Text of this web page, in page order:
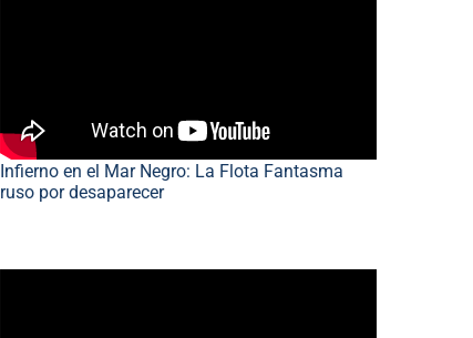
Infierno en el Mar Negro: La Flota Fantasma
ruso por desaparecer